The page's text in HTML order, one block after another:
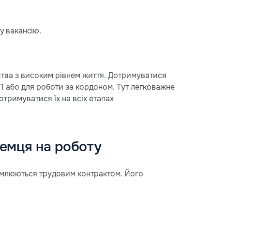
вакансію.
з високим рівнем життя. Дотримуватися
або для роботи за кордоном. Тут легковажне
їх на всіх етапах
на роботу
трудовим контрактом. Його